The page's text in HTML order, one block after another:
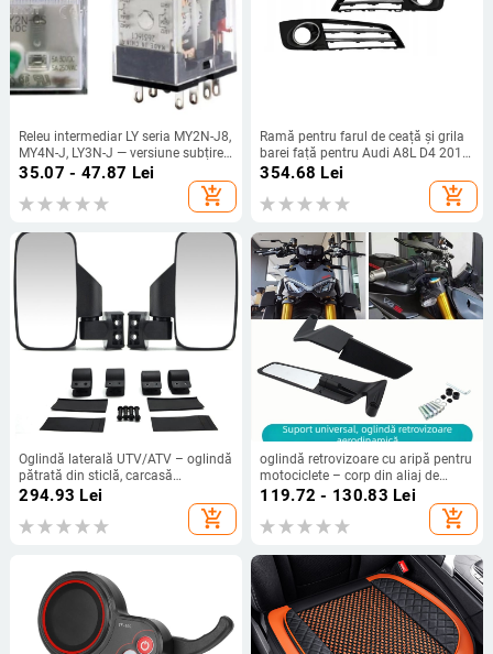
Releu intermediar LY seria MY2N-J8,
MY4N-J, LY3N-J — versiune subțire
cu 11 pini și bază de 14 pini, nou,
35.07 - 47.87 Lei
add_shopping_cart
Ramă pentru farul de ceață și grila
barei față pentru Audi A8L D4 2012
4H0807679D
354.68 Lei
add_shopping_cart
Oglindă laterală UTV/ATV – oglindă
pătrată din sticlă, carcasă
PMMA/ABS, model MIR_UTV_S-
23800, montaj cu clemă de țeavă,
off-road
294.93 Lei
add_shopping_cart
oglindă retrovizoare cu aripă pentru
motociclete – corp din aliaj de
aluminiu, carcasă turnată din
aluminiu, oglindă pătrată, montaj
ortodontic, compatibilă cu NK800,
KTM motociclete de drum
119.72 - 130.83 Lei
add_shopping_cart